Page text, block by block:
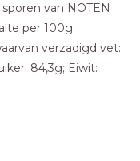
van NOTEN
per 100g:
verzadigd vet:
84,3g; Eiwit: